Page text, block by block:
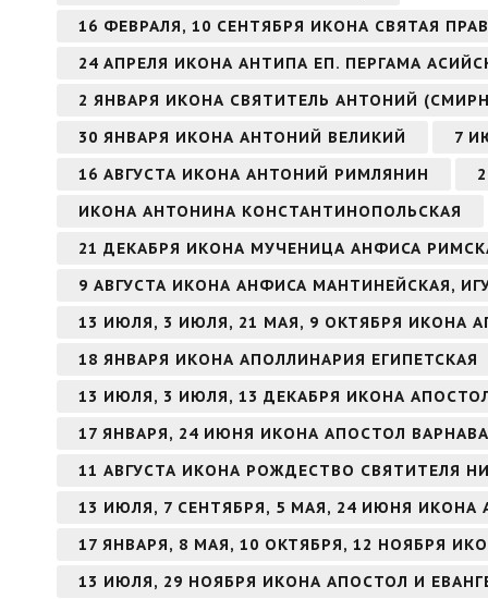
16 ФЕВРАЛЯ, 10 СЕНТЯБРЯ ИКОНА СВЯТАЯ
24 АПРЕЛЯ ИКОНА АНТИПА ЕП. ПЕРГАМА
2 ЯНВАРЯ ИКОНА СВЯТИТЕЛЬ АНТОНИЙ
30 ЯНВАРЯ ИКОНА АНТОНИЙ ВЕЛИКИЙ
7
16 АВГУСТА ИКОНА АНТОНИЙ РИМЛЯНИН
ИКОНА АНТОНИНА КОНСТАНТИНОПОЛЬСКАЯ
21 ДЕКАБРЯ ИКОНА МУЧЕНИЦА АНФИСА
9 АВГУСТА ИКОНА АНФИСА МАНТИНЕЙСКАЯ,
13 ИЮЛЯ, 3 ИЮЛЯ, 21 МАЯ, 9 ОКТЯБРЯ ИКОНА
18 ЯНВАРЯ ИКОНА АПОЛЛИНАРИЯ ЕГИПЕТСКАЯ
13 ИЮЛЯ, 3 ИЮЛЯ, 13 ДЕКАБРЯ ИКОНА
17 ЯНВАРЯ, 24 ИЮНЯ ИКОНА АПОСТОЛ ВАРНАВА
11 АВГУСТА ИКОНА РОЖДЕСТВО СВЯТИТЕЛЯ
13 ИЮЛЯ, 7 СЕНТЯБРЯ, 5 МАЯ, 24 ИЮНЯ
17 ЯНВАРЯ, 8 МАЯ, 10 ОКТЯБРЯ, 12 НОЯБРЯ
13 ИЮЛЯ, 29 НОЯБРЯ ИКОНА АПОСТОЛ И